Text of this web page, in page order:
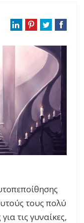
τους πολύ
τις γυναίκες,